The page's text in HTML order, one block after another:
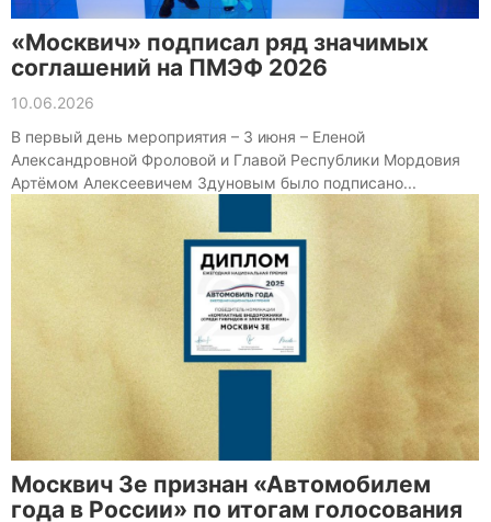
«Москвич» подписал ряд значимых
соглашений на ПМЭФ 2026
10.06.2026
В первый день мероприятия – 3 июня – Еленой
Александровной Фроловой и Главой Республики Мордовия
Артёмом Алексеевичем Здуновым было подписано...
Москвич 3е признан «Автомобилем
года в России» по итогам голосования